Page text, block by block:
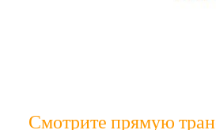
Смотрите прямую